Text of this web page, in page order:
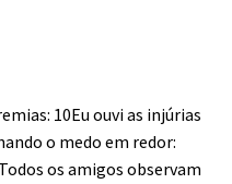
10Eu ouvi as injúrias
o medo em redor:
os amigos observam